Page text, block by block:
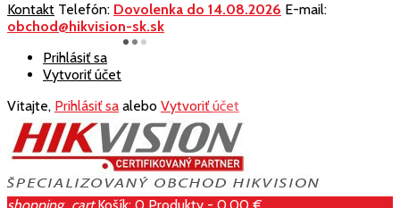
Kontakt Telefón: Dovolenka do 14.08.2026 E-mail:
obchod@hikvision-sk.sk
Prihlásiť sa
Vytvoriť účet
Vitajte, Prihlásiť sa alebo Vytvoriť účet